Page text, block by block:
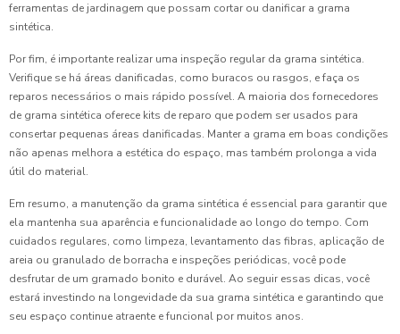
ferramentas de jardinagem que possam cortar ou danificar a grama
sintética.
Por fim, é importante realizar uma inspeção regular da grama sintética.
Verifique se há áreas danificadas, como buracos ou rasgos, e faça os
reparos necessários o mais rápido possível. A maioria dos fornecedores
de grama sintética oferece kits de reparo que podem ser usados para
consertar pequenas áreas danificadas. Manter a grama em boas condições
não apenas melhora a estética do espaço, mas também prolonga a vida
útil do material.
Em resumo, a manutenção da grama sintética é essencial para garantir que
ela mantenha sua aparência e funcionalidade ao longo do tempo. Com
cuidados regulares, como limpeza, levantamento das fibras, aplicação de
areia ou granulado de borracha e inspeções periódicas, você pode
desfrutar de um gramado bonito e durável. Ao seguir essas dicas, você
estará investindo na longevidade da sua grama sintética e garantindo que
seu espaço continue atraente e funcional por muitos anos.